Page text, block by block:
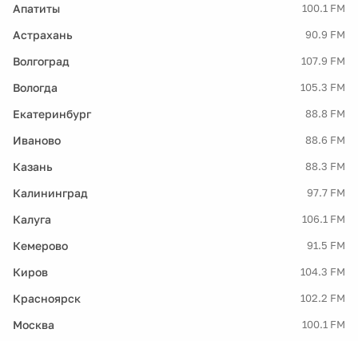
Апатиты 100.1 FM
Астрахань 90.9 FM
Волгоград 107.9 FM
Вологда 105.3 FM
Екатеринбург 88.8 FM
Иваново 88.6 FM
Казань 88.3 FM
Калининград 97.7 FM
Калуга 106.1 FM
Кемерово 91.5 FM
Киров 104.3 FM
Красноярск 102.2 FM
Москва 100.1 FM